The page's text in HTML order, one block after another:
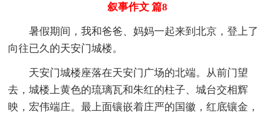
叙事作文 篇8
暑假期间，我和爸爸、妈妈一起来到北京，登上了
向往已久的天安门城楼。
天安门城楼座落在天安门广场的北端。从前门望
去，城楼上黄色的琉璃瓦和朱红的柱子、城台交相辉
映，宏伟端庄。最上面镶嵌着庄严的国徽，红底镶金，